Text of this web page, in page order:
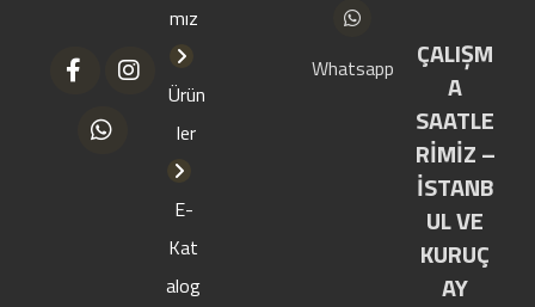
mız
Ürün
ler
E-
Kat
alog
Whatsapp
ÇALIŞM
A
SAATLE
RİMİZ –
İSTANB
UL VE
KURUÇ
AY